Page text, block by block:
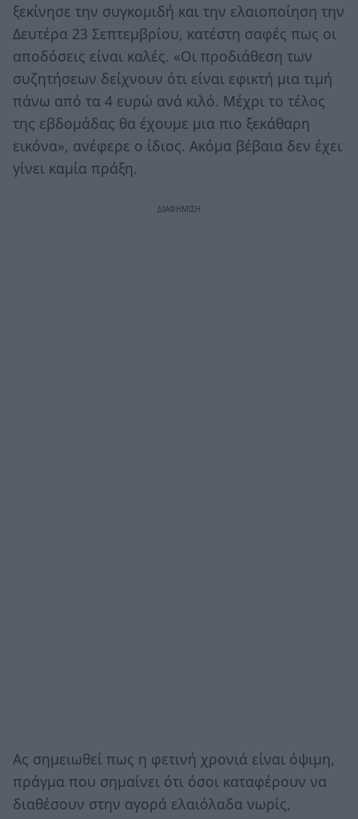
ξεκίνησε την συγκομιδή και την ελαιοποίηση την
Δευτέρα 23 Σεπτεμβρίου, κατέστη σαφές πως οι
αποδόσεις είναι καλές. «Οι προδιάθεση των
συζητήσεων δείχνουν ότι είναι εφικτή μια τιμή
πάνω από τα 4 ευρώ ανά κιλό. Μέχρι το τέλος
της εβδομάδας θα έχουμε μια πιο ξεκάθαρη
εικόνα», ανέφερε ο ίδιος. Ακόμα βέβαια δεν έχει
γίνει καμία πράξη.
Ας σημειωθεί πως η φετινή χρονιά είναι όψιμη,
πράγμα που σημαίνει ότι όσοι καταφέρουν να
διαθέσουν στην αγορά ελαιόλαδα νωρίς,